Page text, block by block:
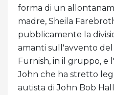
forma di un
madre, Sheila
pubblicamente la
amanti sull'avvento
Furnish, in il gruppo, e
John che ha stretto
autista di John Bob